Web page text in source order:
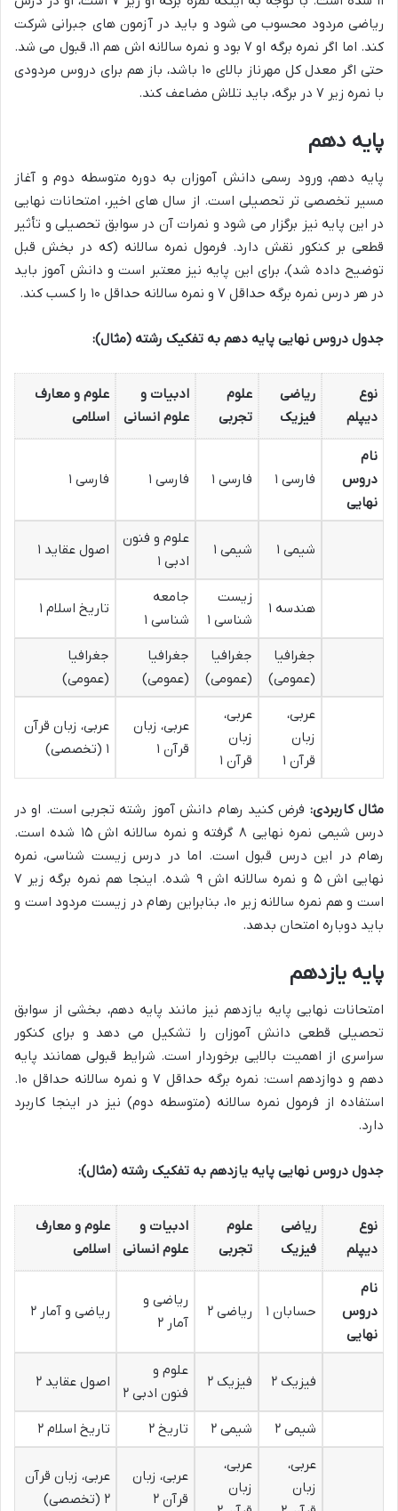
ریاضی مردود محسوب می شود و باید در آزمون های جبرانی شرکت
کند. اما اگر نمره برگه او ۷ بود و نمره سالانه اش هم ۱۱، قبول می شد.
حتی اگر معدل کل مهرناز بالای ۱۰ باشد، باز هم برای دروس مردودی
با نمره زیر ۷ در برگه، باید تلاش مضاعف کند.
پایه دهم
پایه دهم، ورود رسمی دانش آموزان به دوره متوسطه دوم و آغاز
مسیر تخصصی تر تحصیلی است. از سال های اخیر، امتحانات نهایی
در این پایه نیز برگزار می شود و نمرات آن در سوابق تحصیلی و تأثیر
قطعی بر کنکور نقش دارد. فرمول نمره سالانه (که در بخش قبل
توضیح داده شد)، برای این پایه نیز معتبر است و دانش آموز باید
در هر درس نمره برگه حداقل ۷ و نمره سالانه حداقل ۱۰ را کسب کند.
جدول دروس نهایی پایه دهم به تفکیک رشته (مثال):
نوع
دیپلم
ریاضی
فیزیک
علوم
تجربی
ادبیات و
علوم انسانی
علوم و معارف
اسلامی
نام
دروس
نهایی
فارسی ۱ فارسی ۱ فارسی ۱ فارسی ۱
شیمی ۱ شیمی ۱
علوم و فنون
ادبی ۱
اصول عقاید ۱
هندسه ۱
زیست
شناسی ۱
جامعه
شناسی ۱
تاریخ اسلام ۱
جغرافیا
(عمومی)
جغرافیا
(عمومی)
جغرافیا
(عمومی)
جغرافیا
(عمومی)
عربی،
زبان
قرآن ۱
عربی،
زبان
قرآن ۱
عربی، زبان
قرآن ۱
عربی، زبان قرآن
۱ (تخصصی)
مثال کاربردی: فرض کنید رهام دانش آموز رشته تجربی است. او در
درس شیمی نمره نهایی ۸ گرفته و نمره سالانه اش ۱۵ شده است.
رهام در این درس قبول است. اما در درس زیست شناسی، نمره
نهایی اش ۵ و نمره سالانه اش ۹ شده. اینجا هم نمره برگه زیر ۷
است و هم نمره سالانه زیر ۱۰، بنابراین رهام در زیست مردود است و
باید دوباره امتحان بدهد.
پایه یازدهم
امتحانات نهایی پایه یازدهم نیز مانند پایه دهم، بخشی از سوابق
تحصیلی قطعی دانش آموزان را تشکیل می دهد و برای کنکور
سراسری از اهمیت بالایی برخوردار است. شرایط قبولی همانند پایه
دهم و دوازدهم است: نمره برگه حداقل ۷ و نمره سالانه حداقل ۱۰.
استفاده از فرمول نمره سالانه (متوسطه دوم) نیز در اینجا کاربرد
دارد.
جدول دروس نهایی پایه یازدهم به تفکیک رشته (مثال):
نوع
دیپلم
ریاضی
فیزیک
علوم
تجربی
ادبیات و
علوم انسانی
علوم و معارف
اسلامی
نام
دروس
نهایی
حسابان ۱ ریاضی ۲
ریاضی و
آمار ۲
ریاضی و آمار ۲
فیزیک ۲ فیزیک ۲
علوم و
فنون ادبی ۲
اصول عقاید ۲
شیمی ۲ شیمی ۲ تاریخ ۲
تاریخ اسلام ۲
عربی،
زبان
عربی،
زبان
عربی، زبان
قرآن ۲
عربی، زبان قرآن
۲ (تخصصی)